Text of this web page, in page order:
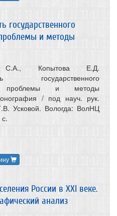
государственного
и методы
С.А., Копытова Е.Д.
государственного
проблемы и методы
/ под науч. рук.
Усковой. Вологда: ВолНЦ
России в XXI веке.
анализ